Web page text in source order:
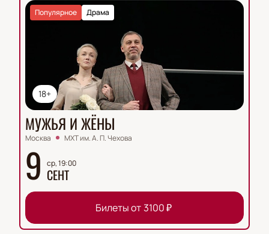
18+
Драма
Популярное
МУЖЬЯ И ЖЁНЫ
Москва МХТ им. А. П. Чехова
9 ср, 19:00
СЕНТ
Билеты от 3100₽